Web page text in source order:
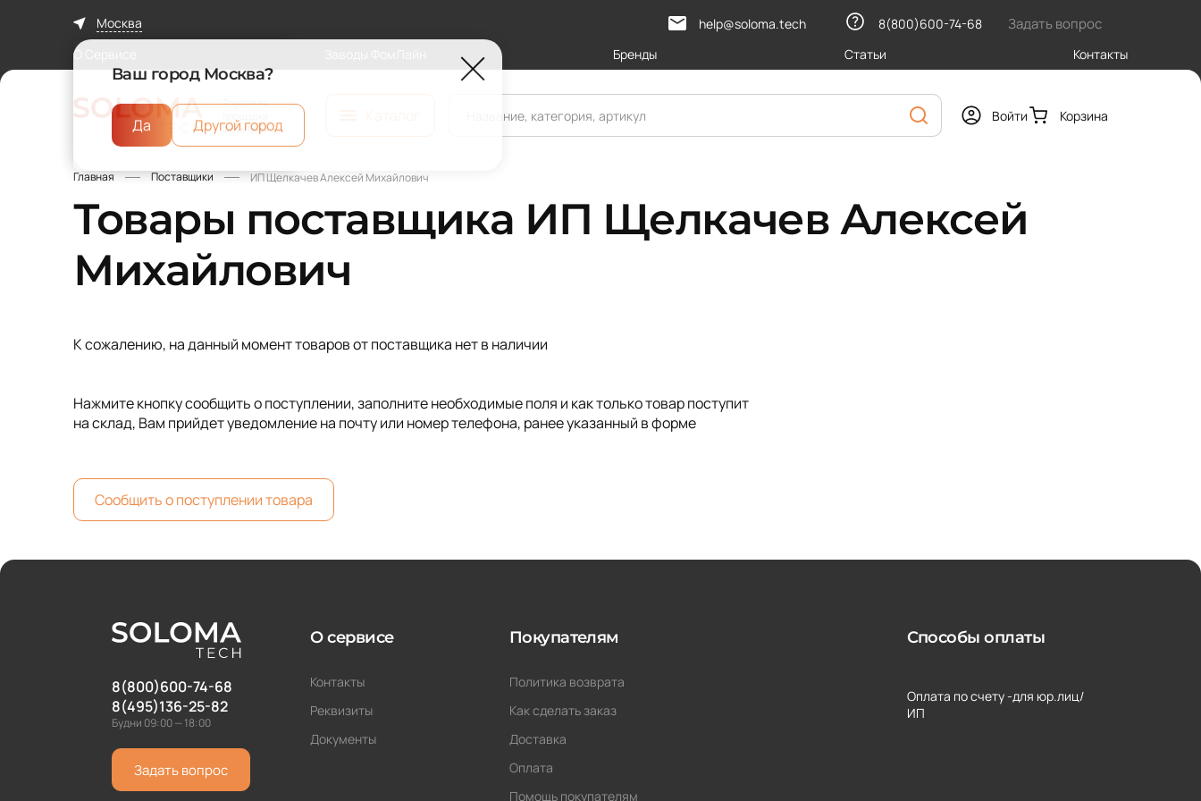
Москва help@soloma.tech 8(800)600-74-68 Задать вопрос
О Сервисе Бренды Статьи Контакты
Торговая
ФомЛайн
Войти Корзина
Главная Поставщики ИП Щелкачев Алексей Михайлович
Товары поставщика ИП Щелкачев Алексей
Михайлович
К сожалению, на данный момент товаров от поставщика нет в наличии
Нажмите кнопку сообщить о поступлении, заполните необходимые поля и как только товар поступит
на склад, Вам прийдет уведомление на почту или номер телефона, ранее указанный в форме
Сообщить о поступлении товара
8(800)600-74-68
8(495)136-25-82
Будни 09:00 — 18:00
Задать вопрос
О сервисе
Контакты
Реквизиты
Документы
Покупателям
Политика возврата
Как сделать заказ
Доставка
Оплата
Помощь покупателям
Способы оплаты
Оплата по счету -для юр.лиц/
ИП
Ваш город Москва?
Да Другой город